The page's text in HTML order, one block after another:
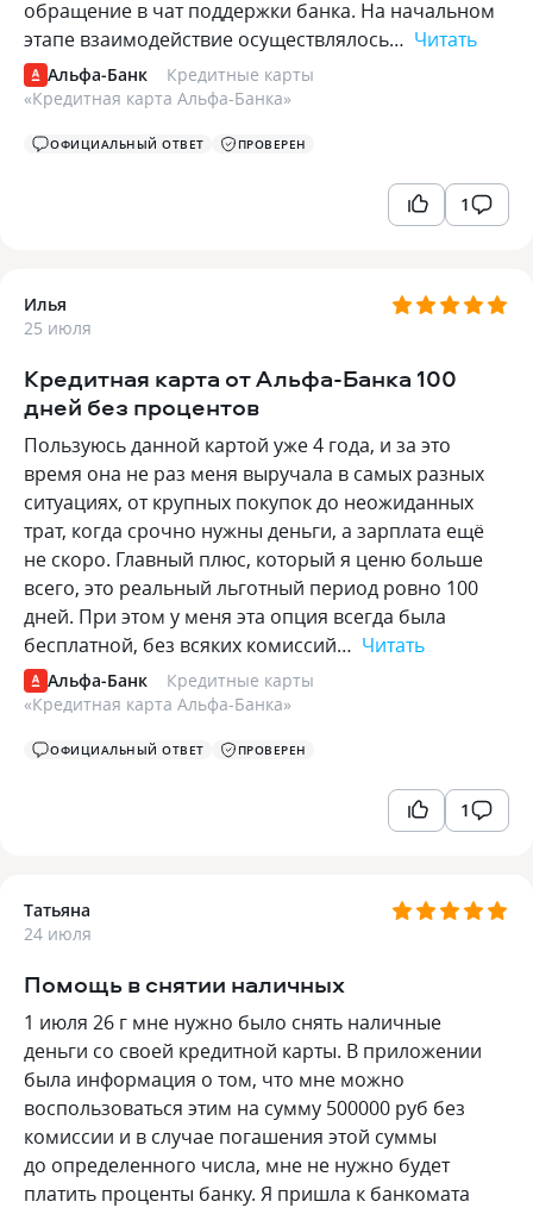
обращение в чат поддержки банка. На начальном
этапе взаимодействие осуществлялось… Читать
Альфа-Банк
Кредитные карты
«Кредитная карта Альфа-Банка»
ОФИЦИАЛЬНЫЙ ОТВЕТ ПРОВЕРЕН
1
Илья
25 июля
Кредитная карта от Альфа-Банка 100
дней без процентов
Пользуюсь данной картой уже 4 года, и за это
время она не раз меня выручала в самых разных
ситуациях, от крупных покупок до неожиданных
трат, когда срочно нужны деньги, а зарплата ещё
не скоро. Главный плюс, который я ценю больше
всего, это реальный льготный период ровно 100
дней. При этом у меня эта опция всегда была
бесплатной, без всяких комиссий… Читать
Альфа-Банк
Кредитные карты
«Кредитная карта Альфа-Банка»
ОФИЦИАЛЬНЫЙ ОТВЕТ ПРОВЕРЕН
1
Татьяна
24 июля
Помощь в снятии наличных
1 июля 26 г мне нужно было снять наличные
деньги со своей кредитной карты. В приложении
была информация о том, что мне можно
воспользоваться этим на сумму 500000 руб без
комиссии и в случае погашения этой суммы
до определенного числа, мне не нужно будет
платить проценты банку. Я пришла к банкомата